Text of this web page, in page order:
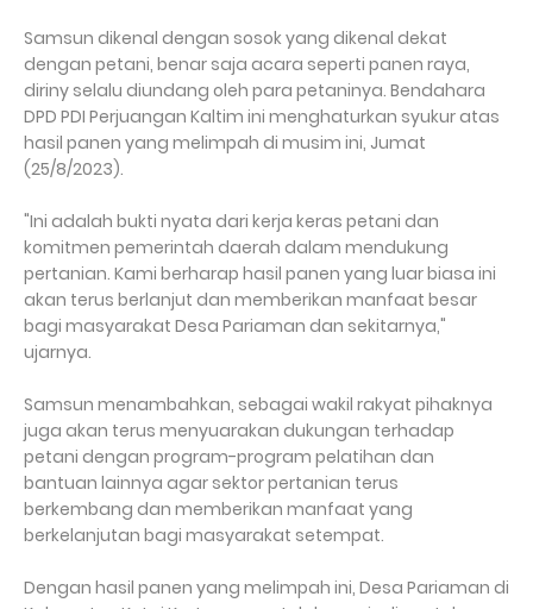
Samsun dikenal dengan sosok yang dikenal dekat
dengan petani, benar saja acara seperti panen raya,
diriny selalu diundang oleh para petaninya. Bendahara
DPD PDI Perjuangan Kaltim ini menghaturkan syukur atas
hasil panen yang melimpah di musim ini, Jumat
(25/8/2023).
"Ini adalah bukti nyata dari kerja keras petani dan
komitmen pemerintah daerah dalam mendukung
pertanian. Kami berharap hasil panen yang luar biasa ini
akan terus berlanjut dan memberikan manfaat besar
bagi masyarakat Desa Pariaman dan sekitarnya,"
ujarnya.
Samsun menambahkan, sebagai wakil rakyat pihaknya
juga akan terus menyuarakan dukungan terhadap
petani dengan program-program pelatihan dan
bantuan lainnya agar sektor pertanian terus
berkembang dan memberikan manfaat yang
berkelanjutan bagi masyarakat setempat.
Dengan hasil panen yang melimpah ini, Desa Pariaman di